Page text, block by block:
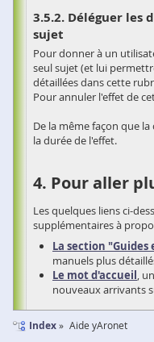
Déléguer les
sujet
Pour donner à un
seul sujet (et lui
détaillées dans cette
Pour annuler l'effet de
De la même façon que
la durée de l'effet.
Pour aller
Les quelques liens ci-
supplémentaires à
La section "Guides
manuels plus
Le mot d'accueil,
nouveaux arrivants
Index Aide yAronet